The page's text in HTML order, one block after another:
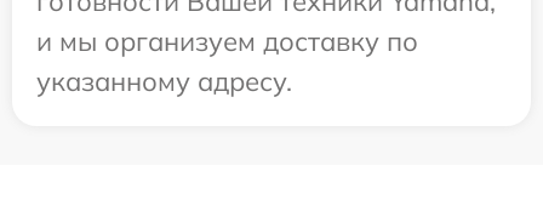
и мы организуем доставку по
указанному адресу.